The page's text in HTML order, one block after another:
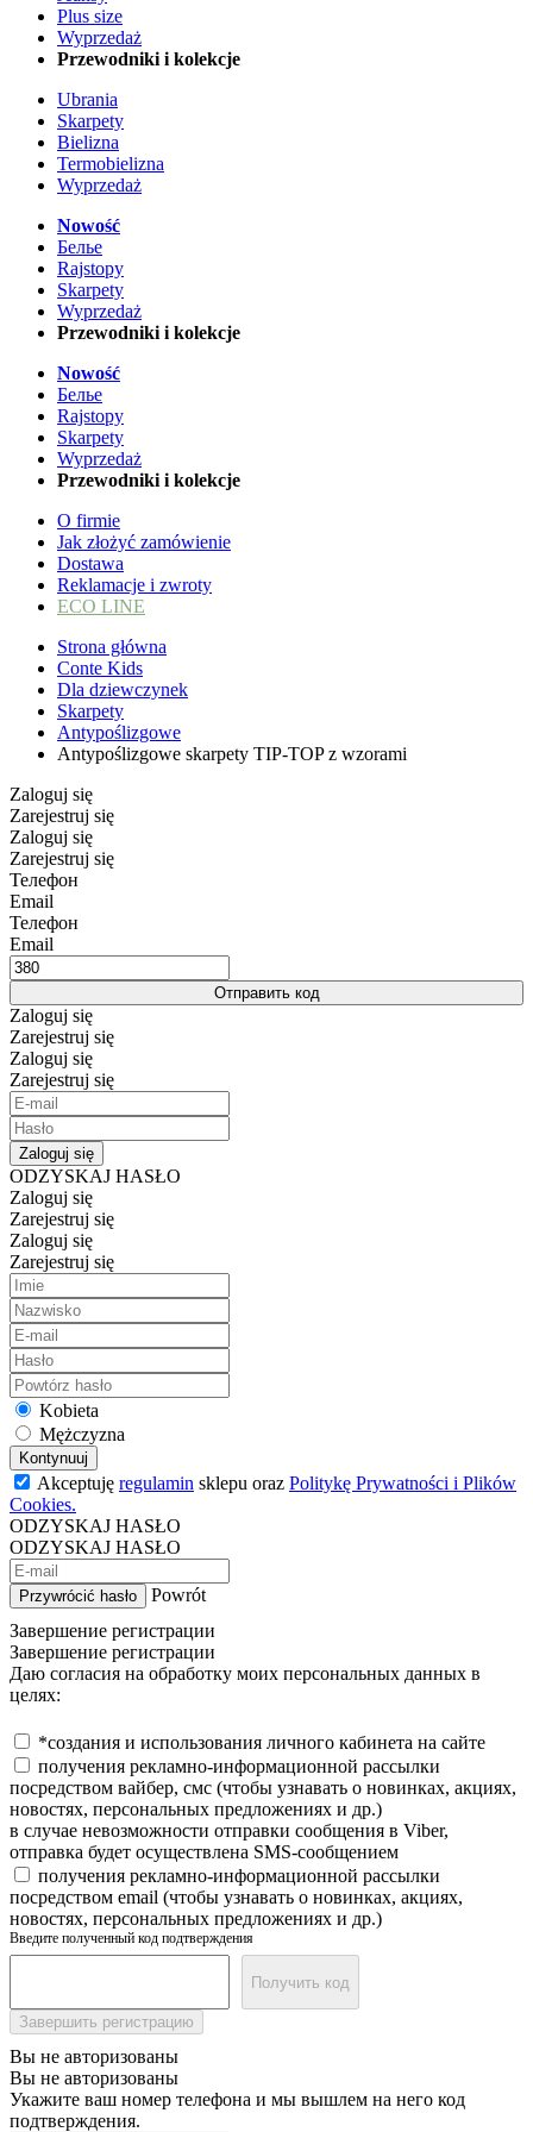
Plus size
Wyprzedaż
Przewodniki i kolekcje
Ubrania
Skarpety
Bielizna
Termobielizna
Wyprzedaż
Nowość
Белье
Rajstopy
Skarpety
Wyprzedaż
Przewodniki i kolekcje
Nowość
Белье
Rajstopy
Skarpety
Wyprzedaż
Przewodniki i kolekcje
O firmie
Jak złożyć zamówienie
Dostawa
Reklamacje i zwroty
ECO LINE
Strona główna
Conte Kids
Dla dziewczynek
Skarpety
Antypoślizgowe
Antypoślizgowe skarpety TIP-TOP z wzorami
Zaloguj się
Zarejestruj się
Zaloguj się
Zarejestruj się
Телефон
Email
Телефон
Email
Отправить код
Zaloguj się
Zarejestruj się
Zaloguj się
Zarejestruj się
Zaloguj się
ODZYSKAJ HASŁO
Zaloguj się
Zarejestruj się
Zaloguj się
Zarejestruj się
Kobieta
Mężczyzna
Kontynuuj
Akceptuję regulamin sklepu oraz Politykę Prywatności i Plików
Cookies.
ODZYSKAJ HASŁO
ODZYSKAJ HASŁO
Przywrócić hasło
Powrót
Завершение регистрации
Завершение регистрации
Даю согласия на обработку моих персональных данных в
целях:
*создания и использования личного кабинета на сайте
получения рекламно-информационной рассылки
посредством вайбер, смс (чтобы узнавать о новинках, акциях,
новостях, персональных предложениях и др.)
в случае невозможности отправки сообщения в Viber,
отправка будет осуществлена SMS-сообщением
получения рекламно-информационной рассылки
посредством email (чтобы узнавать о новинках, акциях,
новостях, персональных предложениях и др.)
Введите полученный код подтверждения
Получить код
Завершить регистрацию
Вы не авторизованы
Вы не авторизованы
Укажите ваш номер телефона и мы вышлем на него код
подтверждения.